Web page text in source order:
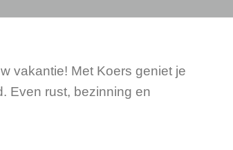
vakantie! Met Koers geniet je
Even rust, bezinning en